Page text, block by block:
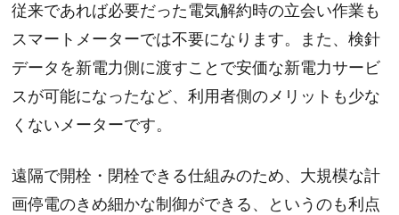
従来であれば必要だった電気解約時の立会い作業も
スマートメーターでは不要になります。また、検針
データを新電力側に渡すことで安価な新電力サービ
スが可能になったなど、利用者側のメリットも少な
くないメーターです。
遠隔で開栓・閉栓できる仕組みのため、大規模な計
画停電のきめ細かな制御ができる、というのも利点